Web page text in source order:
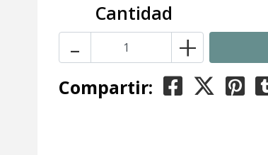
Cantidad
- +
Compartir: